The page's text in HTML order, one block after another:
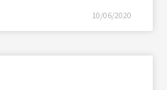
10/06/2020